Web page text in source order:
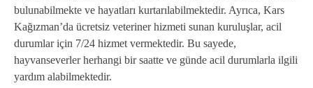
bulunabilmekte ve hayatları kurtarılabilmektedir. Ayrıca, Kars
Kağızman’da ücretsiz veteriner hizmeti sunan kuruluşlar, acil
durumlar için 7/24 hizmet vermektedir. Bu sayede,
hayvanseverler herhangi bir saatte ve günde acil durumlarla ilgili
yardım alabilmektedir.